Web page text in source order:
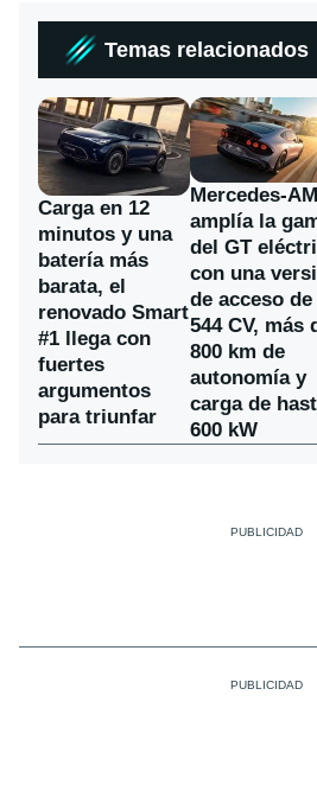
Temas relacionados
Carga en 12
minutos y una
batería más
barata, el
renovado Smart
#1 llega con
fuertes
argumentos
para triunfar
Mercedes-
amplía la
del GT
con una
de acceso de
544 CV, más
800 km de
autonomía y
carga de
600 kW